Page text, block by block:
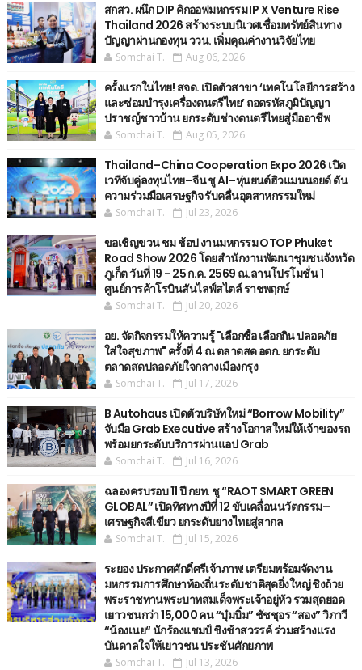
สกสว. ผนึก DIP คิกออฟมหกรรม IP X Venture Rise
Thailand 2026 สร้างระบบนิเวศเชื่อมทรัพย์สินทาง
ปัญญาผ่านกองทุน ววน. เพิ่มคุณค่างานวิจัยไทย
Somchai T. Aug 06, 2026
ครั้งแรกในไทย! สจด. เปิดตัวสาขา ‘เทคโนโลยีการสร้าง
และซ่อมบำรุงเครื่องดนตรีไทย’ ​ถอดรหัสภูมิปัญญา
ปราชญ์ชาวบ้าน ยกระดับช่างดนตรีไทยสู่มืออาชีพ
Somchai T. Aug 05, 2026
Thailand–China Cooperation Expo 2026 เปิด
เวทีจับคู่ลงทุนไทย–จีน ชู AI–หุ่นยนต์ฮิวแมนนอยด์ ดัน
ความร่วมมือเศรษฐกิจ รับคลื่นอุตสาหกรรมใหม่
Somchai T. Jul 23, 2026
ขอเชิญขวน ชม ช้อป งานมหกรรม OTOP Phuket
Road Show 2026 โดยสำนักงานพัฒนาชุมชนจังหวัด
ภูเก็ต วันที่ 19 - 25 ก.ค. 2569 ณ.ลานโปรโมชั่น 1
ศูนย์การค้าโรบินสันไลฟ์สไตล์ ราชพฤกษ์
Somchai T. Jul 20, 2026
อย. จัดกิจกรรมให้ความรู้ "เลือกซื้อ เลือกกิน ปลอดภัย
ใส่ใจสุขภาพ" ครั้งที่ 4 ณ ตลาดสด อตก. ยกระดับ
ตลาดสดปลอดภัยใจกลางเมืองกรุง
Somchai T. Jul 17, 2026
B Autohaus เปิดตัวบริษัทใหม่ “Borrow Mobility”
จับมือ Grab Executive สร้างโอกาสใหม่ให้เจ้าของรถ
พร้อมยกระดับบริการผ่านแอป Grab
Somchai T. Jul 16, 2026
ฉลองครบรอบ 11 ปี กยท. ชู “RAOT SMART GREEN
GLOBAL” เปิดทิศทางปีที่ 12 ขับเคลื่อนนวัตกรรม–
เศรษฐกิจสีเขียว ยกระดับยางไทยสู่สากล
Somchai T. Jul 15, 2026
ระยอง ประกาศศักดิ์ศรีเจ้าภาพ! เตรียมพร้อมจัดงาน
มหกรรมการศึกษาท้องถิ่นระดับชาติสุดยิ่งใหญ่ ชิงถ้วย
พระราชทานพระบาทสมเด็จพระเจ้าอยู่หัว รวมสุดยอด
เยาวชนกว่า 15,000 คน “บุ๋มบิ๋ม” ชัชชุอร “สอง” วิภาวี
“น้องเนย“ นักร้องแชมป์ ชิงช้าสวรรค์ ร่วมสร้างแรง
บันดาลใจให้เยาวชน ประชันศักยภาพ
Somchai T. Jul 13, 2026